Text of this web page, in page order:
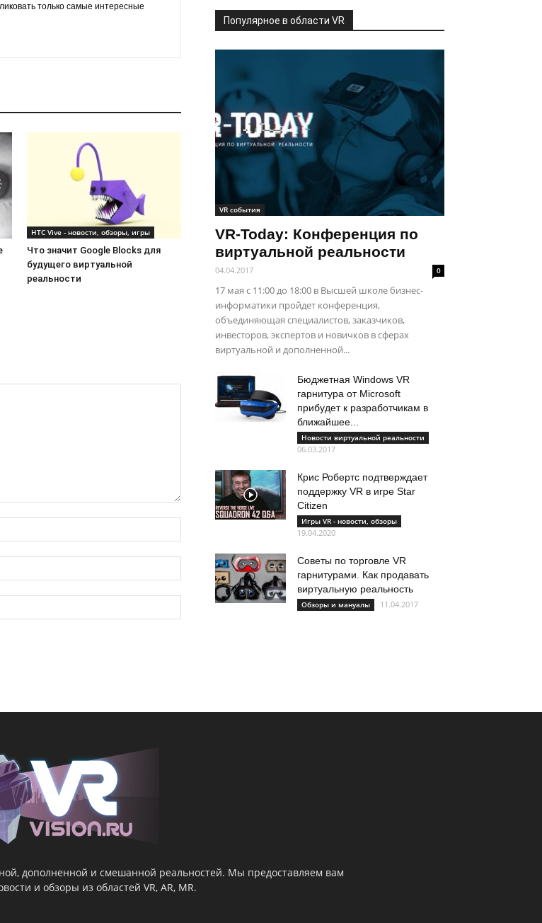
только самые интересные
HTC Vive - новости, обзоры, игры
Что значит Google Blocks для
будущего виртуальной
реальности
Популярное в области VR
VR события
VR-Today: Конференция по
виртуальной реальности
04.04.2017 0
17 мая с 11:00 до 18:00 в Высшей школе бизнес-
информатики пройдет конференция,
объединяющая специалистов, заказчиков,
инвесторов, экспертов и новичков в сферах
виртуальной и дополненной...
Бюджетная Windows VR
гарнитура от Microsoft
прибудет к разработчикам в
ближайшее...
Новости виртуальной реальности
06.03.2017
Крис Робертс подтверждает
поддержку VR в игре Star
Citizen
Игры VR - новости, обзоры
19.04.2020
Советы по торговле VR
гарнитурами. Как продавать
виртуальную реальность
Обзоры и мануалы 11.04.2017
дополненной и смешанной реальностей. Мы предоставляем вам
и обзоры из областей VR, AR, MR.